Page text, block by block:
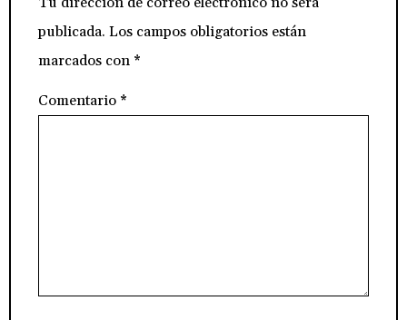
publicada. Los campos obligatorios están
marcados con *
Comentario *